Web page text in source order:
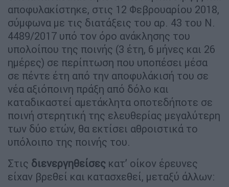
αποφυλακίστηκε, στις 12 Φεβρουαρίου 2018,
σύμφωνα με τις διατάξεις του αρ. 43 του Ν.
4489/2017 υπό τον όρο ανάκλησης του
υπολοίπου της ποινής (3 έτη, 6 μήνες και 26
ημέρες) σε περίπτωση που υποπέσει μέσα
σε πέντε έτη από την αποφυλάκισή του σε
νέα αξιόποινη πράξη από δόλο και
καταδικαστεί αμετάκλητα οποτεδήποτε σε
ποινή στερητική της ελευθερίας μεγαλύτερη
των δύο ετών, θα εκτίσει αθροιστικά το
υπόλοιπο της ποινής του.
Στις διενεργηθείσες κατ’ οίκον έρευνες
είχαν βρεθεί και κατασχεθεί, μεταξύ άλλων: